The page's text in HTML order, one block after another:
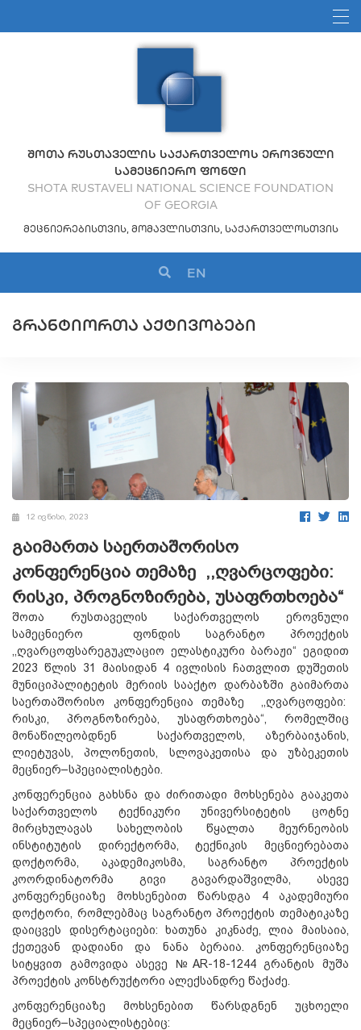
ᲨᲝᲗᲐ ᲠᲣᲡᲗᲐᲕᲔᲚᲘᲡ ᲡᲐᲥᲐᲠᲗᲕᲔᲚᲝᲡ ᲔᲠᲝᲕᲜᲣᲚᲘ
ᲡᲐᲛᲔᲪᲜᲘᲔᲠᲝ ᲤᲝᲜᲓᲘ
SHOTA RUSTAVELI NATIONAL SCIENCE FOUNDATION
OF GEORGIA
ᲛᲔᲪᲜᲘᲔᲠᲔᲑᲘᲡᲗᲕᲘᲡ, ᲛᲝᲛᲐᲕᲚᲘᲡᲗᲕᲘᲡ, ᲡᲐᲥᲐᲠᲗᲕᲔᲚᲝᲡᲗᲕᲘᲡ
EN
ᲒᲠᲐᲜᲢᲘᲝᲠᲗᲐ ᲐᲥᲢᲘᲕᲝᲑᲔᲑᲘ
12 ივნისი, 2023
გაიმართა საერთაშორისო
კონფერენცია თემაზე ,,ღვარცოფები:
რისკი, პროგნოზირება, უსაფრთხოება“
შოთა რუსთაველის საქართველოს ეროვნული
სამეცნიერო ფონდის საგრანტო პროექტის
,,ღვარცოფსარეგუკლაციო ელასტიკური ბარაჟი“ ეგიდით
2023 წლის 31 მაისიდან 4 ივლისის ჩათვლით დუშეთის
მუნიციპალიტეტის მერიის სააქტო დარბაზში გაიმართა
საერთაშორისო კონფერენცია თემაზე ,,ღვარცოფები:
რისკი, პროგნოზირება, უსაფრთხოება“, რომელშიც
მონაწილეობდნენ საქართველოს, აზერბაიჯანის,
ლიეტუვას, პოლონეთის, სლოვაკეთისა და უზბეკეთის
მეცნიერ–სპეციალისტები.
კონფერენცია გახსნა და ძირითადი მოხსენება გააკეთა
საქართველოს ტექნიკური უნივერსიტეტის ცოტნე
მირცხულავას სახელობის წყალთა მეურნეობის
ინსტიტუტის დირექტორმა, ტექნიკის მეცნიერებათა
დოქტორმა, აკადემიკოსმა, საგრანტო პროექტის
კოორდინატორმა გივი გავარდაშვილმა, ასევე
კონფერენციაზე მოხსენებით წარსდგა 4 აკადემიური
დოქტორი, რომლებმაც საგრანტო პროექტის თემატიკაზე
დაიცვეს დისერტაციები: ხათუნა კიკნაძე, ლია მაისაია,
ქეთევან დადიანი და ნანა ბერაია. კონფერენციაზე
სიტყვით გამოვიდა ასევე №AR-18-1244 გრანტის მუშა
პროექტის კონსტრუქტორი ალექსანდრე წაქაძე.
კონფერენციაზე მოხსენებით წარსდგნენ უცხოელი
მეცნიერ–სპეციალისტებიც: